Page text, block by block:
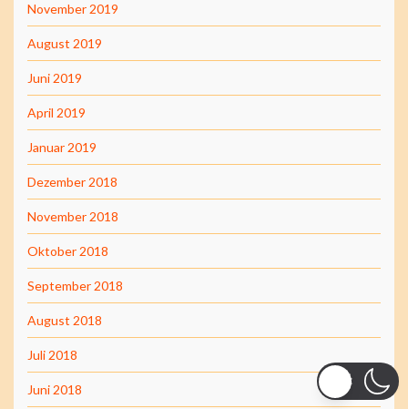
November 2019
August 2019
Juni 2019
April 2019
Januar 2019
Dezember 2018
November 2018
Oktober 2018
September 2018
August 2018
Juli 2018
Juni 2018